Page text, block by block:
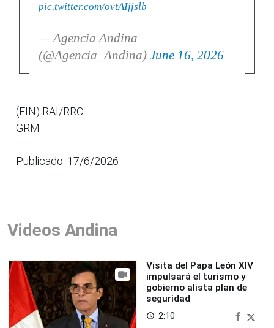
pic.twitter.com/ovtAIjjslb
— Agencia Andina
(@Agencia_Andina) June 16, 2026
(FIN) RAI/RRC
GRM
Publicado: 17/6/2026
Videos Andina
Visita del Papa León XIV
impulsará el turismo y
gobierno alista plan de
seguridad
access_time 2:10